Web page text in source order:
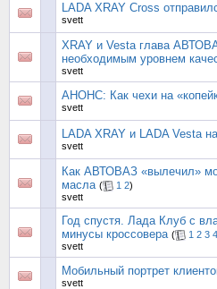
LADA XRAY Cross
svett
XRAY и Vesta глава
необходимым уровнем
svett
АНОНС: Как чехи на
svett
LADA XRAY и LADA Vesta
svett
Как АВТОВАЗ «вылечил»
масла ( 1 2)
svett
Год спустя. Лада Клуб с
минусы кроссовера ( 1 2 3 4
svett
Мобильный портрет
svett